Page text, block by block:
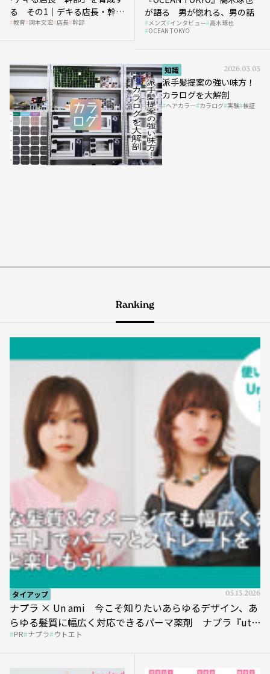
る その1｜デキる店長・幹部
の「任せ方」
教育 岡本文宏 店長 幹部
が語る 男が惚れる、男の話
メンズ インタビュー 高木琢也
OCEAN TOKYO
知識 2026.03.03
派手髪提案の強い味方！
カラログを大解剖
ヘアカラー カラログ 実験 検証
Ranking
タイアップ 05.13.2026
ナプラ × Un ami 今こそ知りたいあらゆるデザイン、あ
らゆる髪質に幅広く対応できるパーマ薬剤 ナプラ『ut-
et』
PR ナプラ ウトエト